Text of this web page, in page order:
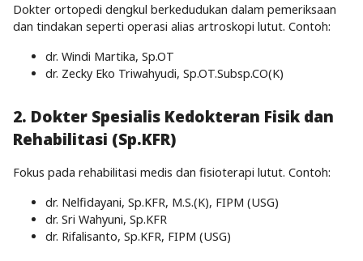
Dokter ortopedi dengkul berkedudukan dalam pemeriksaan
dan tindakan seperti operasi alias artroskopi lutut. Contoh:
dr. Windi Martika, Sp.OT
dr. Zecky Eko Triwahyudi, Sp.OT.Subsp.CO(K)
2. Dokter Spesialis Kedokteran Fisik dan
Rehabilitasi (Sp.KFR)
Fokus pada rehabilitasi medis dan fisioterapi lutut. Contoh:
dr. Nelfidayani, Sp.KFR, M.S.(K), FIPM (USG)
dr. Sri Wahyuni, Sp.KFR
dr. Rifalisanto, Sp.KFR, FIPM (USG)